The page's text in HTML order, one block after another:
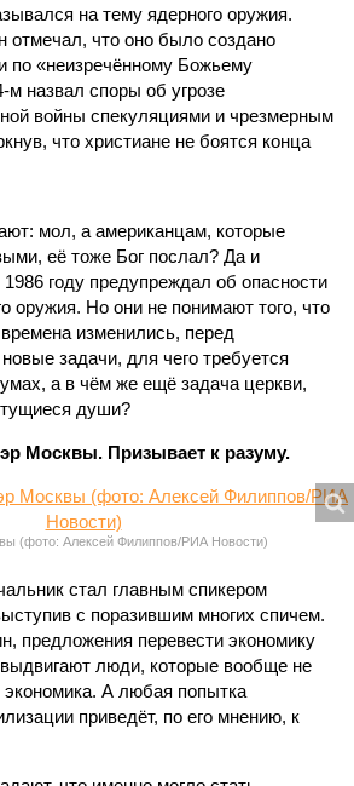
на тему ядерного оружия.
отмечал, что оно было создано
по «неизречённому Божьему
назвал споры об угрозе
войны спекуляциями и чрезмерным
что христиане не боятся конца
мол, а американцам, которые
её тоже Бог послал? Да и
году предупреждал об опасности
оружия. Но они не понимают того, что
изменились, перед
задачи, для чего требуется
а в чём же ещё задача церкви,
души?
Москвы. Призывает к разуму.
(фото: Алексей Филиппов/РИА Новости)
стал главным спикером
с поразившим многих спичем.
предложения перевести экономику
люди, которые вообще не
экономика. А любая попытка
приведёт, по его мнению, к